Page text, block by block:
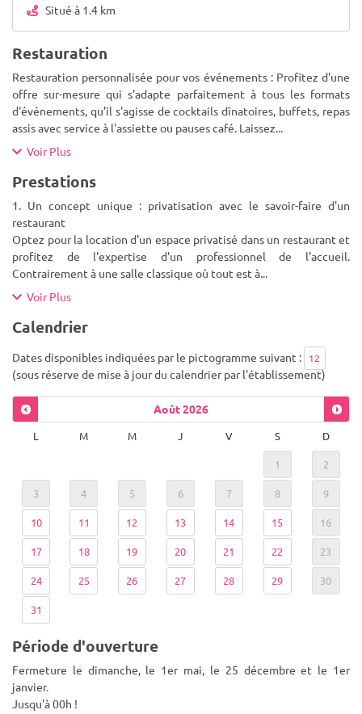
Situé à 1.4 km
Restauration
Restauration personnalisée pour vos événements : Profitez d'une
offre sur-mesure qui s'adapte parfaitement à tous les formats
d'événements, qu'il s'agisse de cocktails dînatoires, buffets, repas
assis avec service à l'assiette ou pauses café. Laissez...
Voir Plus
Prestations
1. Un concept unique : privatisation avec le savoir-faire d'un
restaurant
Optez pour la location d'un espace privatisé dans un restaurant et
profitez de l'expertise d'un professionnel de l'accueil.
Contrairement à une salle classique où tout est à...
Voir Plus
Calendrier
Dates disponibles indiquées par le pictogramme suivant : 12
(sous réserve de mise à jour du calendrier par l'établissement)
Août2026
L M M J V S D
1 2
3 4 5 6 7 8 9
10 11 12 13 14 15 16
17 18 19 20 21 22 23
24 25 26 27 28 29 30
31
Période d'ouverture
Fermeture le dimanche, le 1er mai, le 25 décembre et le 1er
janvier.
Jusqu'à 00h !